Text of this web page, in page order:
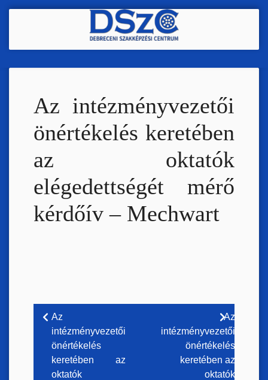
Ugrás
Az intézményvezetői
önértékelés keretében
az oktatók
elégedettségét mérő
kérdőív – Mechwart
Bejegyzés
navigáció
Az
intézményvezetői
önértékelés
keretében az
oktatók
Az
intézményvezetői
önértékelés
keretében az
oktatók